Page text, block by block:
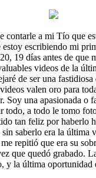
contarle a mi Tío que
escribiendo mi
19 días antes de que
videos de la
de ser una
valen oro para
Soy una apasionada o
todo, a todo le tomo
tan feliz por haberlo
saberlo era la última
repitió que era su
que quedó grabado.
y la última oportunidad